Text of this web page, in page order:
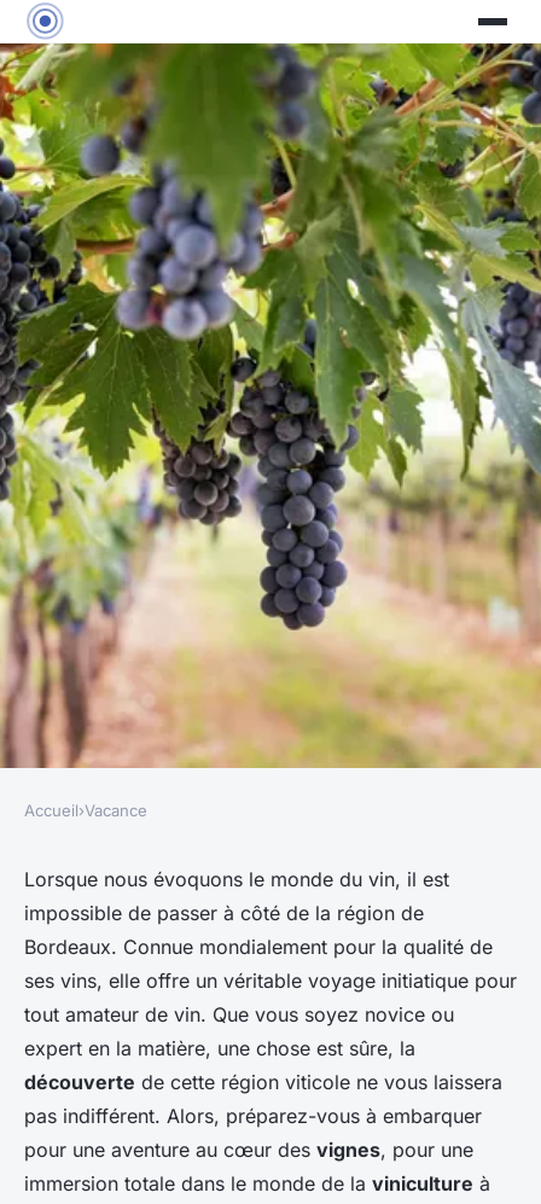
Quelles sont les meilleures
destinations pour une
immersion en viniculture dans
la région de Bordeaux?
alfred•25 avril 2024•5 min de lecture
Accueil›Vacance
Lorsque nous évoquons le monde du vin, il est
impossible de passer à côté de la région de
Bordeaux. Connue mondialement pour la qualité de
ses vins, elle offre un véritable voyage initiatique pour
tout amateur de vin. Que vous soyez novice ou
expert en la matière, une chose est sûre, la
découverte de cette région viticole ne vous laissera
pas indifférent. Alors, préparez-vous à embarquer
pour une aventure au cœur des vignes, pour une
immersion totale dans le monde de la viniculture à